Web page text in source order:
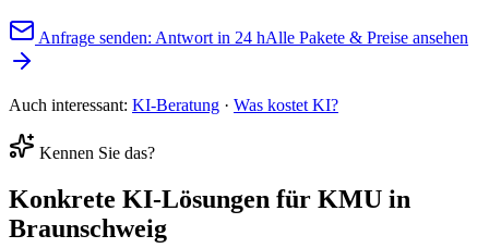
Anfrage senden: Antwort in 24 hAlle Pakete & Preise ansehen
Auch interessant: KI-Beratung · Was kostet KI?
Kennen Sie das?
Konkrete KI-Lösungen für KMU in
Braunschweig